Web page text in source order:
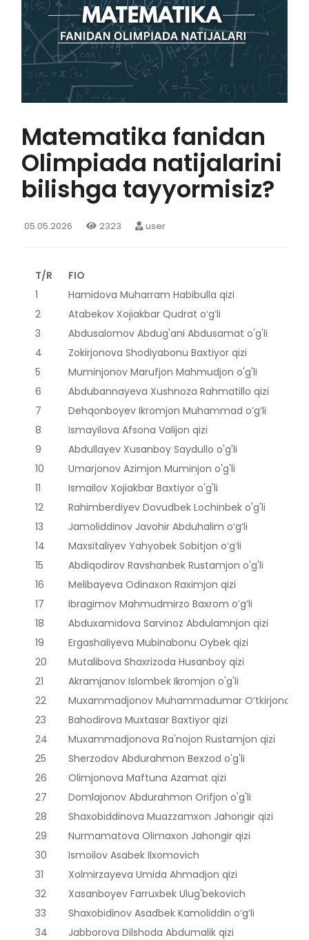
Matematika fanidan
Olimpiada natijalarini
bilishga tayyormisiz?
05.05.2026 2323 user
T/R
FIO
1
Hamidova Muharram Habibulla qizi
2
Atabekov Xojiakbar Qudrat oʻgʻli
3
Abdusalomov Abdug'ani Abdusamat o'g'li
4
Zokirjonova Shodiyabonu Baxtiyor qizi
5
Muminjonov Marufjon Mahmudjon o'g'li
6
Abdubannayeva Xushnoza Rahmatillo qizi
7
Dehqonboyev Ikromjon Muhammad o’g’li
8
Ismayilova Afsona Valijon qizi
9
Abdullayev Xusanboy Saydullo o'g'li
10
Umarjonov Azimjon Muminjon o'g'li
11
Ismailov Xojiakbar Baxtiyor o'g'li
12
Rahimberdiyev Dovudbek Lochinbek o'g'li
13
Jamoliddinov Javohir Abduhalim o‘g‘li
14
Maxsitaliyev Yahyobek Sobitjon oʻgʻli
15
Abdiqodirov Ravshanbek Rustamjon o'g'li
16
Melibayeva Odinaxon Raximjon qizi
17
Ibragimov Mahmudmirzo Baxrom o’g’li
18
Abduxamidova Sarvinoz Abdulamnjon qizi
19
Ergashaliyeva Mubinabonu Oybek qizi
20
Mutalibova Shaxrizoda Husanboy qizi
21
Akramjanov Islombek Ikromjon o'g'li
22
Muxammadjonov Muhammadumar
23
Bahodirova Muxtasar Baxtiyor qizi
24
Muxammadjonova Ra'nojon Rustamjon qizi
25
Sherzodov Abdurahmon Bexzod o'g'li
26
Olimjonova Maftuna Azamat qizi
27
Domlajonov Abdurahmon Orifjon o'g'li
28
Shaxobiddinova Muazzamxon Jahongir qizi
29
Nurmamatova Olimaxon Jahongir qizi
30
Ismoilov Asabek Ilxomovich
31
Xolmirzayeva Umida Ahmadjon qizi
32
Xasanboyev Farruxbek Ulug'bekovich
33
Shaxobidinov Asadbek Kamoliddin o‘g‘li
34
Jabborova Dilshoda Abdumalik qizi